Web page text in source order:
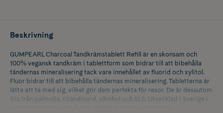
Beskrivning
GUMPEARL Charcoal Tandkrämstablett Refill är en skonsam och
100% vegansk tandkräm i tablettform som bidrar till att bibehålla
tändernas mineralisering tack vare innehållet av fluorid och xylitol.
Fluor bidrar till att bibehålla tändernas mineralisering​. Tabletterna är
lätta att ta med sig, vilket gör dem perfekta för resor. De är dessutom
fria från palmolja, titandioxid, alkohol och SLS. Utvecklad i Sverige i